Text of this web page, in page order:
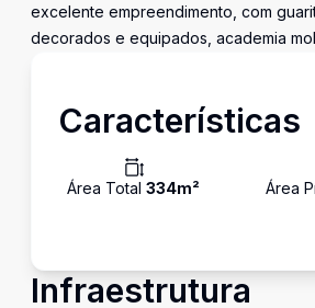
excelente empreendimento, com
decorados e equipados, academia
Características
Área Total 334m² Área
Infraestrutura